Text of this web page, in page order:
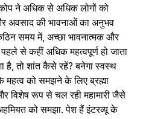
ने अधिक से अधिक लोगों को
अवसाद की भावनाओं का अनुभव
समय में, अच्छा भावनात्मक और
से कहीं अधिक महत्वपूर्ण हो जाता
है, तो शांत कैसे रहें? बनेगा स्वस्थ
महत्व को समझने के लिए ब्रह्मा
विशेष रूप से चल रही महामारी जैसे
को समझा. पेश हैं इंटरव्यू के